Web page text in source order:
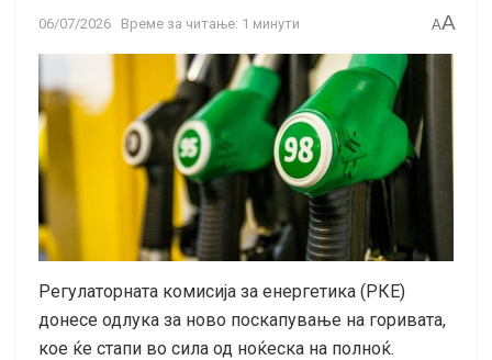
06/07/2026 Време за читање: 1 минути AA
Регулаторната комисија за енергетика (РКЕ)
донесе одлука за ново поскапување на горивата,
кое ќе стапи во сила од ноќеска на полноќ.